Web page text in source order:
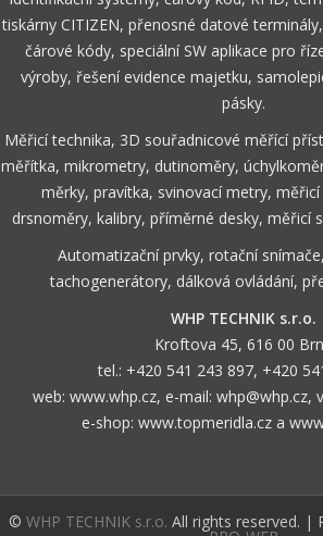
tiskárny CITIZEN, přenosné datové
čárové kódy, speciální SW aplikace pro
výroby, řešení evidence majetku,
pásky.
Měřicí technika, 3D souřadnicové měřící
měřítka, mikrometry, dutinoměry,
měrky, pravítka, svinovací metry,
drsnoměry, kalibry, příměrné desky, měřicí
Automatizační prvky, rotační
tachogenerátory, dálková ovládání,
WHP TECHNIK s.r.o.
Kroftova 45, 616 00
tel.: +420 541 243 897, +420
web: www.whp.cz, e-mail: whp@whp.cz,
e-shop: www.topmeridla.cz a
© WHP TECHNIK s.r.o. All rights reserved. |